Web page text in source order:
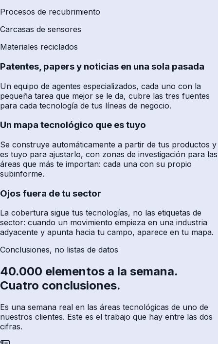
Procesos de recubrimiento
Carcasas de sensores
Materiales reciclados
Patentes, papers y noticias en una sola pasada
Un equipo de agentes especializados, cada uno con la
pequeña tarea que mejor se le da, cubre las tres fuentes
para cada tecnología de tus líneas de negocio.
Un mapa tecnológico que es tuyo
Se construye automáticamente a partir de tus productos y
es tuyo para ajustarlo, con zonas de investigación para las
áreas que más te importan: cada una con su propio
subinforme.
Ojos fuera de tu sector
La cobertura sigue tus tecnologías, no las etiquetas de
sector: cuando un movimiento empieza en una industria
adyacente y apunta hacia tu campo, aparece en tu mapa.
Conclusiones, no listas de datos
40.000 elementos a la semana.
Cuatro conclusiones.
Es una semana real en las áreas tecnológicas de uno de
nuestros clientes. Este es el trabajo que hay entre las dos
cifras.